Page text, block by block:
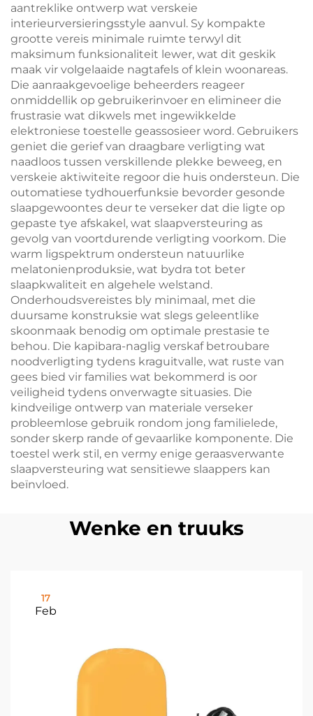
aantreklike ontwerp wat verskeie
interieurversieringsstyle aanvul. Sy kompakte
grootte vereis minimale ruimte terwyl dit
maksimum funksionaliteit lewer, wat dit geskik
maak vir volgelaaide nagtafels of klein woonareas.
Die aanraakgevoelige beheerders reageer
onmiddellik op gebruikerinvoer en elimineer die
frustrasie wat dikwels met ingewikkelde
elektroniese toestelle geassosieer word. Gebruikers
geniet die gerief van draagbare verligting wat
naadloos tussen verskillende plekke beweeg, en
verskeie aktiwiteite regoor die huis ondersteun. Die
outomatiese tydhouerfunksie bevorder gesonde
slaapgewoontes deur te verseker dat die ligte op
gepaste tye afskakel, wat slaapversteuring as
gevolg van voortdurende verligting voorkom. Die
warm ligspektrum ondersteun natuurlike
melatonienproduksie, wat bydra tot beter
slaapkwaliteit en algehele welstand.
Onderhoudsvereistes bly minimaal, met die
duursame konstruksie wat slegs geleentlike
skoonmaak benodig om optimale prestasie te
behou. Die kapibara-naglig verskaf betroubare
noodverligting tydens kraguitvalle, wat ruste van
gees bied vir families wat bekommerd is oor
veiligheid tydens onverwagte situasies. Die
kindveilige ontwerp van materiale verseker
probleemlose gebruik rondom jong familielede,
sonder skerp rande of gevaarlike komponente. Die
toestel werk stil, en vermy enige geraasverwante
slaapversteuring wat sensitiewe slaappers kan
beïnvloed.
Wenke en truuks
17
Feb